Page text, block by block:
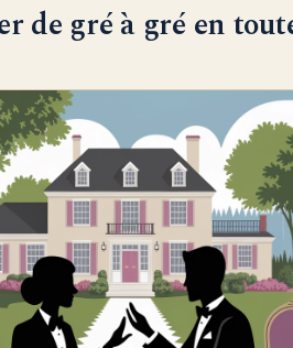
de gré à gré en